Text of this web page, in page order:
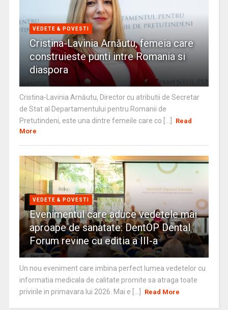
VEDETE & POVESTI
Cristina-Lavinia Arnăutu, femeia care
construieste punti intre Romania si
diaspora
Cristina-Lavinia Arnăutu, Director cu atributii de Secretar
de Stat al Departamentului pentru Romanii de
Pretutindeni, este una dintre femeile care co [...]
Read
More
VEDETE & POVESTI
Evenimentul care aduce vedetele mai
aproape de sanatate: DentOP Dental
Forum revine cu editia a III-a
Un nou eveniment care imbina perfect lumea vedetelor cu
informatia medicala de calitate promite sa atraga toate
privirile in primavara lui 2026. Mai e [...]
Read More